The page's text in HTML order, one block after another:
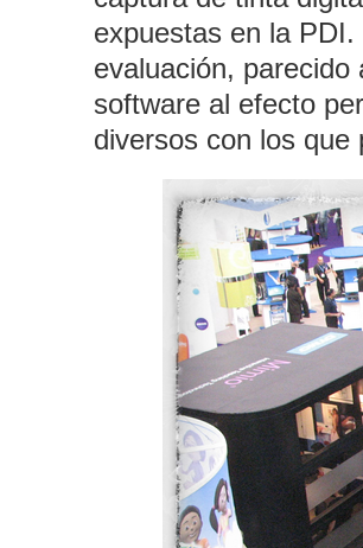
expuestas en la
evaluación,
software al efecto
diversos con los que